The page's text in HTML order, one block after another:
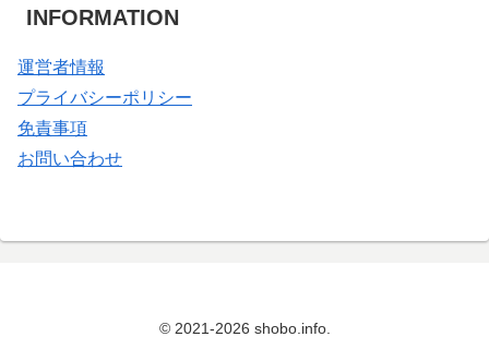
INFORMATION
運営者情報
プライバシーポリシー
免責事項
お問い合わせ
© 2021-2026 shobo.info.